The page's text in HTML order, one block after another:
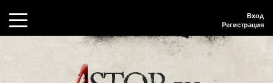
Вход
Регистрация